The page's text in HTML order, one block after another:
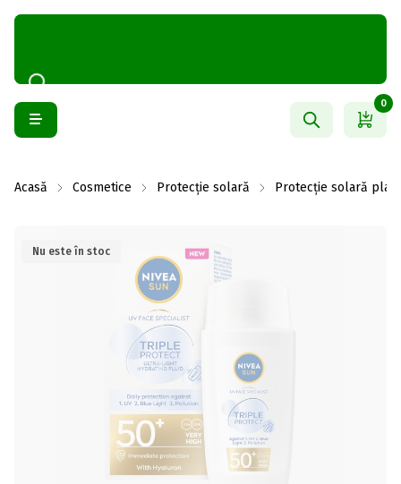
0
Acasă Cosmetice Protecție solară Protecție solară plajă
Nu este în stoc